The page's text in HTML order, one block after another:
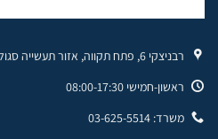
רבניצקי 6, פתח תקווה, אזור תעשייה סגולה (קרקע)
ראשון-חמישי 08:00-17:30
משרד: 03-625-5514